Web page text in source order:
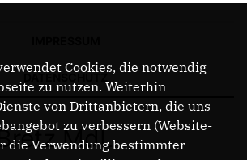
MdL
Cookies, die notwendig
zu nutzen. Weiterhin
von Drittanbietern, die uns
zu verbessern (Website-
die Verwendung bestimmter